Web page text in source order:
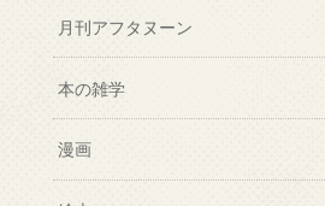
月刊アフタヌーン
本の雑学
漫画